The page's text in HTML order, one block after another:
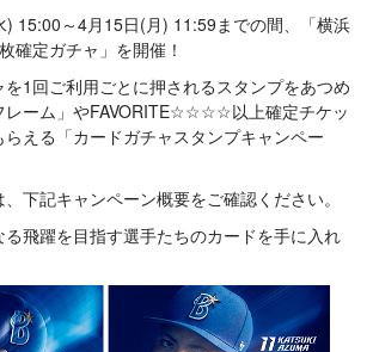
) 15:00～4月15日(月) 11:59までの間、「横浜
確定ガチャ」を開催！
を1回ご利用ごとに押されるスタンプをあつめ
レーム」やFAVORITE☆☆☆☆以上確定チケッ
らえる「カードガチャスタンプキャンペー
下記キャンペーン概要をご確認ください。
飛躍を目指す選手たちのカードを手に入れ